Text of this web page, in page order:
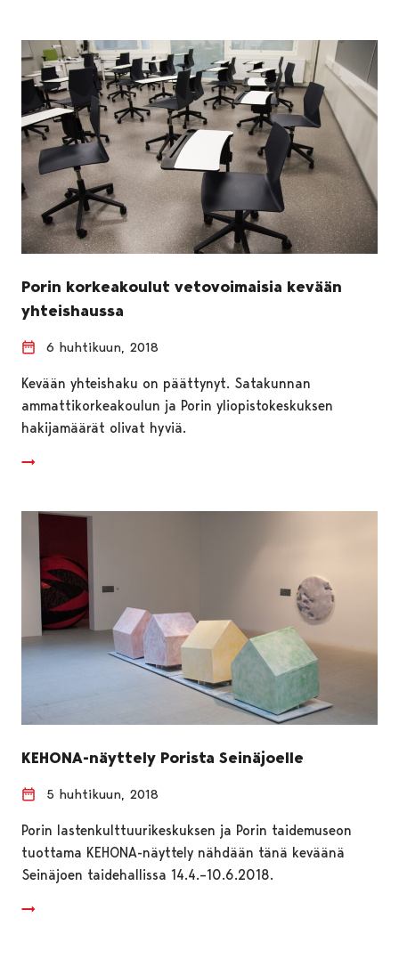
Porin korkeakoulut vetovoimaisia kevään
yhteishaussa
6 huhtikuun, 2018
Kevään yhteishaku on päättynyt. Satakunnan
ammattikorkeakoulun ja Porin yliopistokeskuksen
hakijamäärät olivat hyviä.
KEHONA-näyttely Porista Seinäjoelle
5 huhtikuun, 2018
Porin lastenkulttuurikeskuksen ja Porin taidemuseon
tuottama KEHONA-näyttely nähdään tänä keväänä
Seinäjoen taidehallissa 14.4.–10.6.2018.